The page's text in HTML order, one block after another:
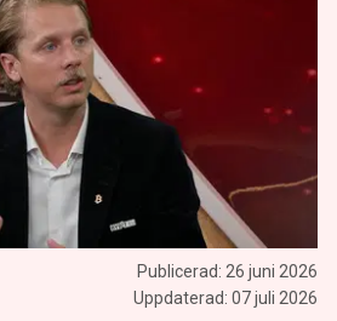
Publicerad: 26 juni 2026
Uppdaterad: 07 juli 2026